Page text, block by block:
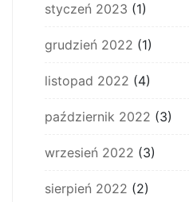
styczeń 2023 (1)
grudzień 2022 (1)
listopad 2022 (4)
październik 2022 (3)
wrzesień 2022 (3)
sierpień 2022 (2)